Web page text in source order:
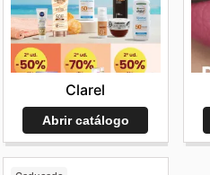
Clarel
Abrir catálogo